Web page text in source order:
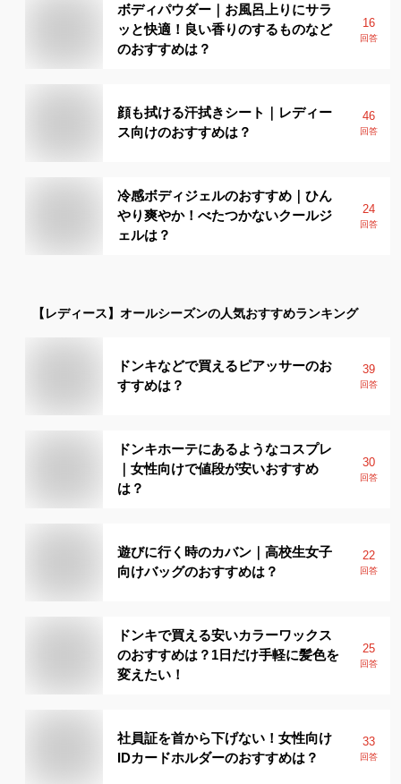
ボディパウダー｜お風呂上りにサラ
ッと快適！良い香りのするものなど
のおすすめは？
16
回答
顔も拭ける汗拭きシート｜レディー
ス向けのおすすめは？
46
回答
冷感ボディジェルのおすすめ｜ひん
やり爽やか！べたつかないクールジ
ェルは？
24
回答
【レディース】 オールシーズンの人気おすすめランキング
ドンキなどで買えるピアッサーのお
すすめは？
39
回答
ドンキホーテにあるようなコスプレ
｜女性向けで値段が安いおすすめ
は？
30
回答
遊びに行く時のカバン｜高校生女子
向けバッグのおすすめは？
22
回答
ドンキで買える安いカラーワックス
のおすすめは？1日だけ手軽に髪色を
変えたい！
25
回答
社員証を首から下げない！女性向け
IDカードホルダーのおすすめは？
33
回答